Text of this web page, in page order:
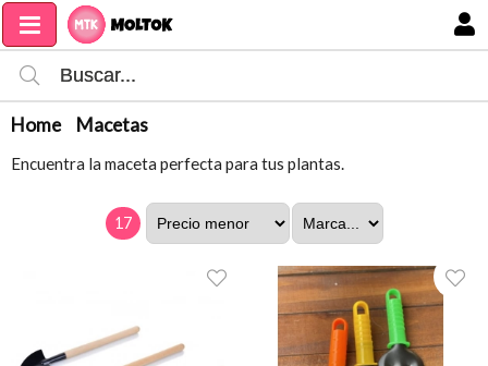
Home Macetas
Encuentra la maceta perfecta para tus plantas.
17